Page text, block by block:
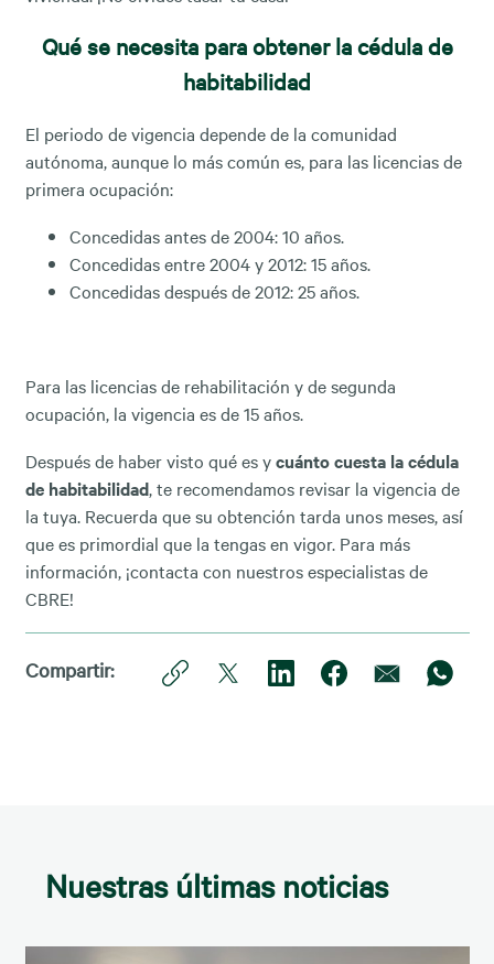
Qué se necesita para obtener la cédula de
habitabilidad
El periodo de vigencia depende de la comunidad
autónoma, aunque lo más común es, para las licencias de
primera ocupación:
Concedidas antes de 2004: 10 años.
Concedidas entre 2004 y 2012: 15 años.
Concedidas después de 2012: 25 años.
Para las licencias de rehabilitación y de segunda
ocupación, la vigencia es de 15 años.
Después de haber visto qué es ycuánto cuesta la cédula
de habitabilidad, te recomendamos revisar la vigencia de
la tuya. Recuerda que su obtención tarda unos meses, así
que es primordial que la tengas en vigor. Para más
información, ¡contacta con nuestros especialistas de
CBRE!
Compartir:
Nuestras últimas noticias